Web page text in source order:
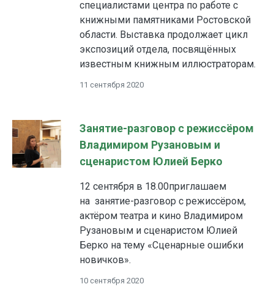
специалистами центра по работе с
книжными памятниками Ростовской
области. Выставка продолжает цикл
экспозиций отдела, посвящённых
известным книжным иллюстраторам.
11 сентября 2020
Занятие-разговор с режиссёром
Владимиром Рузановым и
сценаристом Юлией Берко
12 сентября в 18.00приглашаем
на занятие-разговор с режиссёром,
актёром театра и кино Владимиром
Рузановым и сценаристом Юлией
Берко на тему «Сценарные ошибки
новичков».
10 сентября 2020